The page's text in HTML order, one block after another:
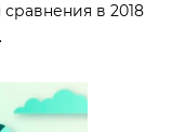
в 2018